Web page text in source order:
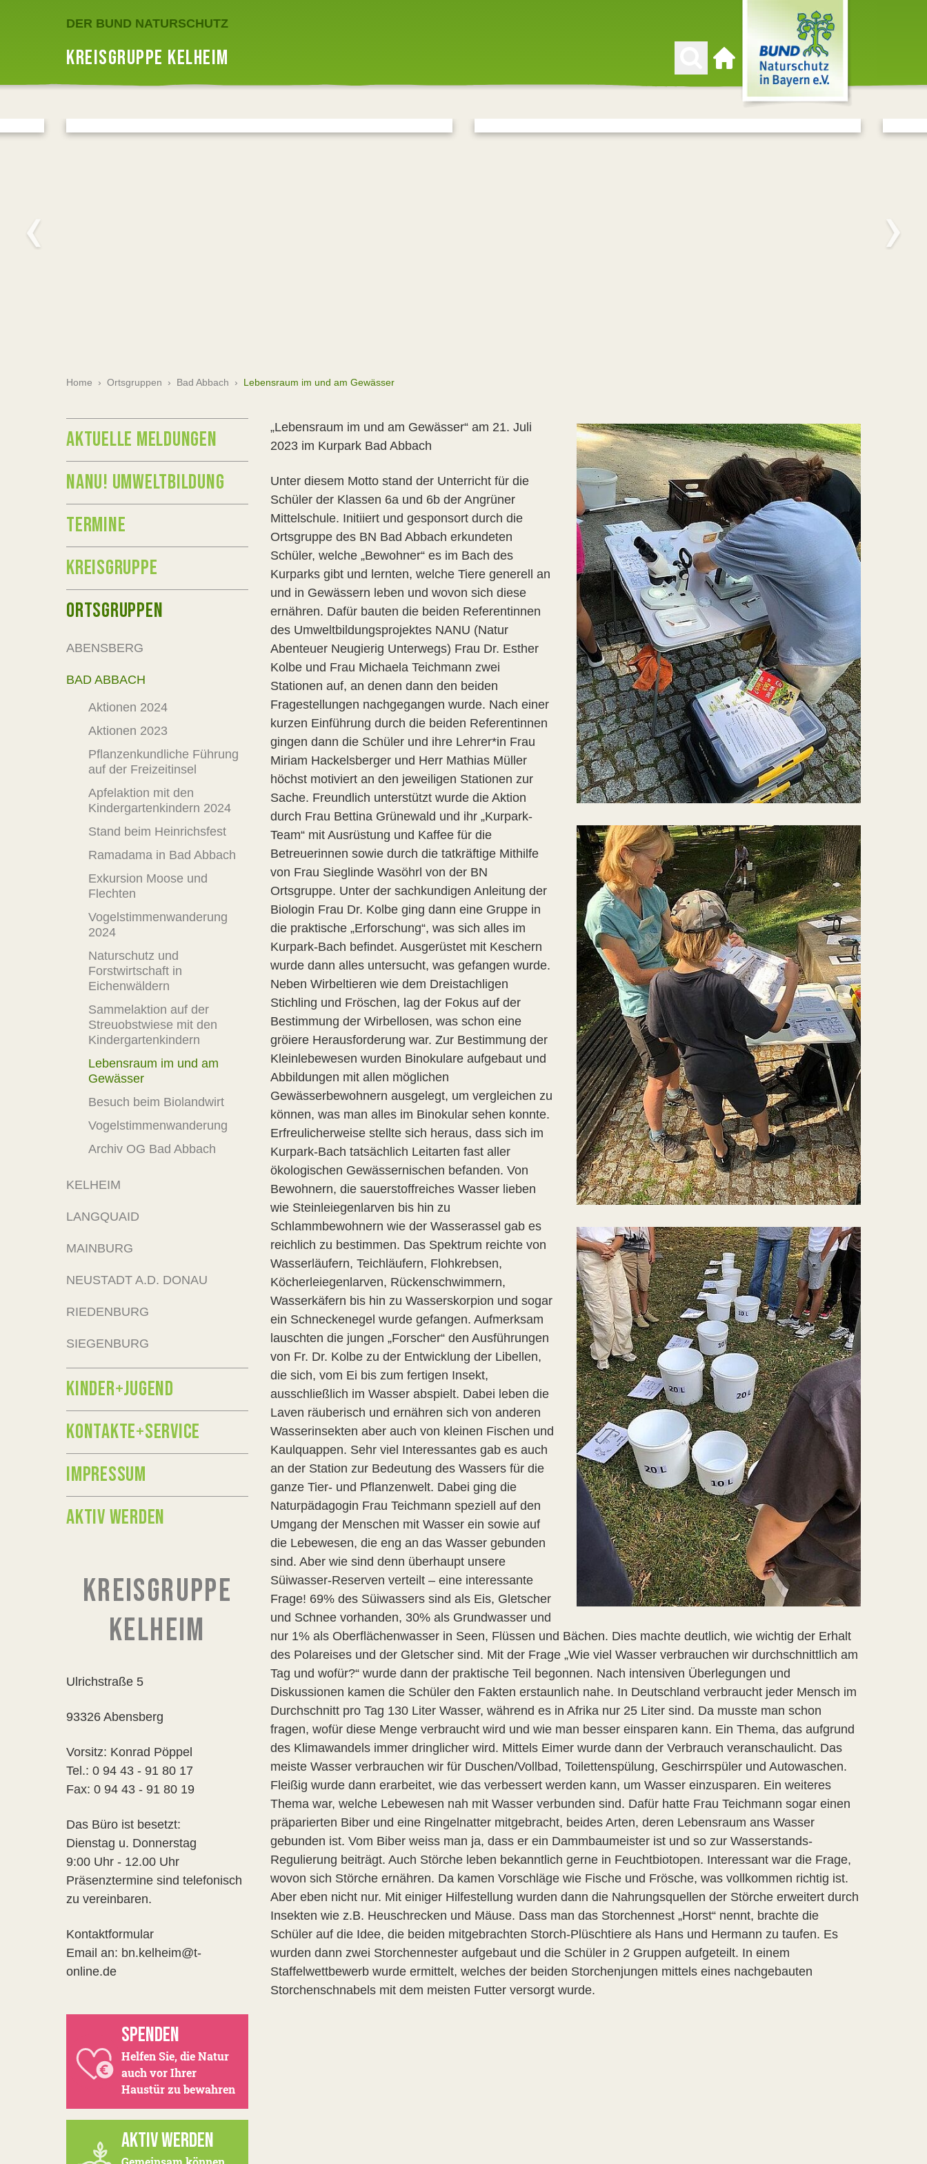
DER BUND NATURSCHUTZ
KREISGRUPPE KELHEIM
Zur Startseite
Home › Ortsgruppen › Bad Abbach › Lebensraum im und am Gewässer
„Lebensraum im und am Gewässer“ am 21. Juli
2023 im Kurpark Bad Abbach
Unter diesem Motto stand der Unterricht für die
Schüler der Klassen 6a und 6b der Angrüner
Mittelschule. Initiiert und gesponsort durch die
Ortsgruppe des BN Bad Abbach erkundeten
Schüler, welche „Bewohner“ es im Bach des
Kurparks gibt und lernten, welche Tiere generell an
und in Gewässern leben und wovon sich diese
ernähren. Dafür bauten die beiden Referentinnen
des Umweltbildungsprojektes NANU (Natur
Abenteuer Neugierig Unterwegs) Frau Dr. Esther
Kolbe und Frau Michaela Teichmann zwei
Stationen auf, an denen dann den beiden
Fragestellungen nachgegangen wurde. Nach einer
kurzen Einführung durch die beiden Referentinnen
gingen dann die Schüler und ihre Lehrer*in Frau
Miriam Hackelsberger und Herr Mathias Müller
höchst motiviert an den jeweiligen Stationen zur
Sache. Freundlich unterstützt wurde die Aktion
durch Frau Bettina Grünewald und ihr „Kurpark-
Team“ mit Ausrüstung und Kaffee für die
Betreuerinnen sowie durch die tatkräftige Mithilfe
von Frau Sieglinde Wasöhrl von der BN
Ortsgruppe. Unter der sachkundigen Anleitung der
Biologin Frau Dr. Kolbe ging dann eine Gruppe in
die praktische „Erforschung“, was sich alles im
Kurpark-Bach befindet. Ausgerüstet mit Keschern
wurde dann alles untersucht, was gefangen wurde.
Neben Wirbeltieren wie dem Dreistachligen
Stichling und Fröschen, lag der Fokus auf der
Bestimmung der Wirbellosen, was schon eine
gröiere Herausforderung war. Zur Bestimmung der
Kleinlebewesen wurden Binokulare aufgebaut und
Abbildungen mit allen möglichen
Gewässerbewohnern ausgelegt, um vergleichen zu
können, was man alles im Binokular sehen konnte.
Erfreulicherweise stellte sich heraus, dass sich im
Kurpark-Bach tatsächlich Leitarten fast aller
ökologischen Gewässernischen befanden. Von
Bewohnern, die sauerstoffreiches Wasser lieben
wie Steinleiegenlarven bis hin zu
Schlammbewohnern wie der Wasserassel gab es
reichlich zu bestimmen. Das Spektrum reichte von
Wasserläufern, Teichläufern, Flohkrebsen,
Köcherleiegenlarven, Rückenschwimmern,
Wasserkäfern bis hin zu Wasserskorpion und sogar
ein Schneckenegel wurde gefangen. Aufmerksam
lauschten die jungen „Forscher“ den Ausführungen
von Fr. Dr. Kolbe zu der Entwicklung der Libellen,
die sich, vom Ei bis zum fertigen Insekt,
ausschließlich im Wasser abspielt. Dabei leben die
Laven räuberisch und ernähren sich von anderen
Wasserinsekten aber auch von kleinen Fischen und
Kaulquappen. Sehr viel Interessantes gab es auch
an der Station zur Bedeutung des Wassers für die
ganze Tier- und Pflanzenwelt. Dabei ging die
Naturpädagogin Frau Teichmann speziell auf den
Umgang der Menschen mit Wasser ein sowie auf
die Lebewesen, die eng an das Wasser gebunden
sind. Aber wie sind denn überhaupt unsere
Süiwasser-Reserven verteilt – eine interessante
Frage! 69% des Süiwassers sind als Eis, Gletscher
und Schnee vorhanden, 30% als Grundwasser und
nur 1% als Oberflächenwasser in Seen, Flüssen und Bächen. Dies machte deutlich, wie wichtig der Erhalt
des Polareises und der Gletscher sind. Mit der Frage „Wie viel Wasser verbrauchen wir durchschnittlich am
Tag und wofür?“ wurde dann der praktische Teil begonnen. Nach intensiven Überlegungen und
Diskussionen kamen die Schüler den Fakten erstaunlich nahe. In Deutschland verbraucht jeder Mensch im
Durchschnitt pro Tag 130 Liter Wasser, während es in Afrika nur 25 Liter sind. Da musste man schon
fragen, wofür diese Menge verbraucht wird und wie man besser einsparen kann. Ein Thema, das aufgrund
des Klimawandels immer dringlicher wird. Mittels Eimer wurde dann der Verbrauch veranschaulicht. Das
meiste Wasser verbrauchen wir für Duschen/Vollbad, Toilettenspülung, Geschirrspüler und Autowaschen.
Fleißig wurde dann erarbeitet, wie das verbessert werden kann, um Wasser einzusparen. Ein weiteres
Thema war, welche Lebewesen nah mit Wasser verbunden sind. Dafür hatte Frau Teichmann sogar einen
präparierten Biber und eine Ringelnatter mitgebracht, beides Arten, deren Lebensraum ans Wasser
gebunden ist. Vom Biber weiss man ja, dass er ein Dammbaumeister ist und so zur Wasserstands-
Regulierung beiträgt. Auch Störche leben bekanntlich gerne in Feuchtbiotopen. Interessant war die Frage,
wovon sich Störche ernähren. Da kamen Vorschläge wie Fische und Frösche, was vollkommen richtig ist.
Aber eben nicht nur. Mit einiger Hilfestellung wurden dann die Nahrungsquellen der Störche erweitert durch
Insekten wie z.B. Heuschrecken und Mäuse. Dass man das Storchennest „Horst“ nennt, brachte die
Schüler auf die Idee, die beiden mitgebrachten Storch-Plüschtiere als Hans und Hermann zu taufen. Es
wurden dann zwei Storchennester aufgebaut und die Schüler in 2 Gruppen aufgeteilt. In einem
Staffelwettbewerb wurde ermittelt, welches der beiden Storchenjungen mittels eines nachgebauten
Storchenschnabels mit dem meisten Futter versorgt wurde.
AKTUELLE MELDUNGEN
NANU! UMWELTBILDUNG
TERMINE
KREISGRUPPE
ORTSGRUPPEN
ABENSBERG
BAD ABBACH
Aktionen 2024
Aktionen 2023
Pflanzenkundliche Führung
auf der Freizeitinsel
Apfelaktion mit den
Kindergartenkindern 2024
Stand beim Heinrichsfest
Ramadama in Bad Abbach
Exkursion Moose und
Flechten
Vogelstimmenwanderung
2024
Naturschutz und
Forstwirtschaft in
Eichenwäldern
Sammelaktion auf der
Streuobstwiese mit den
Kindergartenkindern
Lebensraum im und am
Gewässer
Besuch beim Biolandwirt
Vogelstimmenwanderung
Archiv OG Bad Abbach
KELHEIM
LANGQUAID
MAINBURG
NEUSTADT A.D. DONAU
RIEDENBURG
SIEGENBURG
KINDER+JUGEND
KONTAKTE+SERVICE
IMPRESSUM
AKTIV WERDEN
KREISGRUPPE
KELHEIM
Ulrichstraße 5
93326 Abensberg
Vorsitz: Konrad Pöppel
Tel.: 0 94 43 - 91 80 17
Fax: 0 94 43 - 91 80 19
Das Büro ist besetzt:
Dienstag u. Donnerstag
9:00 Uhr - 12.00 Uhr
Präsenztermine sind telefonisch
zu vereinbaren.
Kontaktformular
Email an: bn.kelheim@t-
online.de
SPENDEN
Helfen Sie, die Natur
auch vor Ihrer
Haustür zu bewahren
AKTIV WERDEN